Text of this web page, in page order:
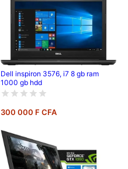
Dell inspiron 3576, i7 8 gb ram
1000 gb hdd
300 000 F CFA